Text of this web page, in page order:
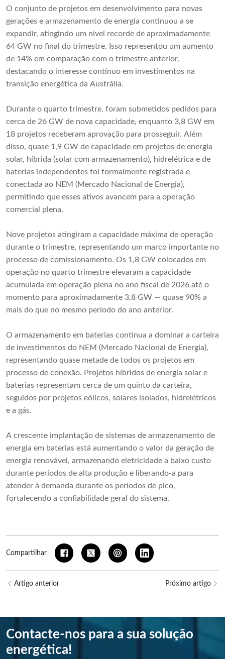
O conjunto de projetos em desenvolvimento para novas
gerações e armazenamento de energia continuou a se
expandir, atingindo um nível recorde de aproximadamente
64 GW no final do trimestre. Isso representou um aumento
de 14% em comparação com o trimestre anterior,
destacando o interesse contínuo em investimentos na
transição energética da Austrália.
Durante o quarto trimestre, foram submetidos pedidos para
cerca de 26 GW de nova capacidade, enquanto 3,8 GW em
18 projetos receberam aprovação para prosseguir. Além
disso, quase 1,9 GW de capacidade em projetos de energia
solar, híbrida (solar com armazenamento), hidrelétrica e de
baterias independentes foi formalmente registrada e
conectada ao NEM (Mercado Nacional de Energia),
permitindo que esses ativos avancem para a operação
comercial plena.
Nove projetos atingiram a capacidade máxima de operação
durante o trimestre, representando um marco importante no
processo de comissionamento. Os 1,8 GW colocados em
operação no quarto trimestre elevaram a capacidade
acumulada em operação plena no ano fiscal de 2026 até o
momento para aproximadamente 3,8 GW — quase 90% a
mais do que no mesmo período do ano anterior.
O armazenamento em baterias continua a dominar a carteira
de investimentos do NEM (Mercado Nacional de Energia),
representando quase metade de todos os projetos em
processo de conexão. Projetos híbridos de energia solar e
baterias representam cerca de um quinto da carteira,
seguidos por projetos eólicos, solares isolados, hidrelétricos
e a gás.
A crescente implantação de sistemas de armazenamento de
energia em baterias está aumentando o valor da geração de
energia renovável, armazenando eletricidade a baixo custo
durante períodos de alta produção e liberando-a para
atender à demanda durante os períodos de pico,
fortalecendo a confiabilidade geral do sistema.
Compartilhar
Artigo anterior Próximo artigo
Contacte-nos para a sua solução
energética!